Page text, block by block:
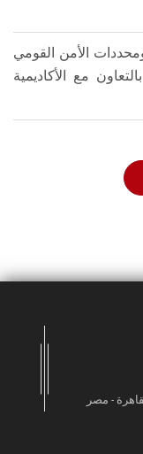
الأمن القومي
مع الأكاديمية
- مصر